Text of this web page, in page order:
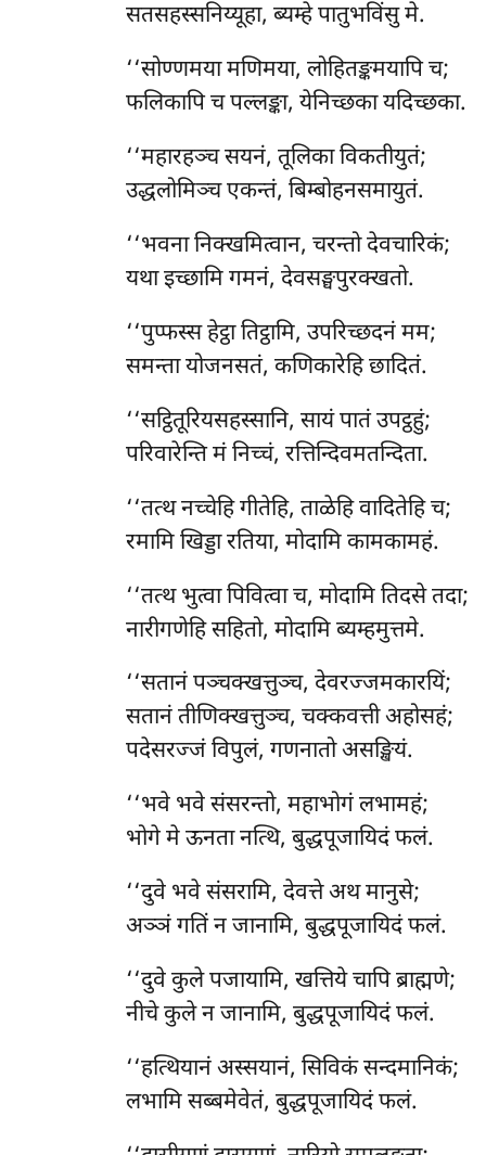
सतसहस्सनिय्यूहा, ब्यम्हे पातुभविंसु मे.
‘‘सोण्णमया मणिमया, लोहितङ्कमयापि च;
फलिकापि च पल्लङ्का, येनिच्छका यदिच्छका.
‘‘महारहञ्च सयनं, तूलिका विकतीयुतं;
उद्धलोमिञ्च एकन्तं, बिम्बोहनसमायुतं.
‘‘भवना निक्खमित्वान, चरन्तो देवचारिकं;
यथा इच्छामि गमनं, देवसङ्घपुरक्खतो.
‘‘पुप्फस्स हेट्ठा तिट्ठामि, उपरिच्छदनं मम;
समन्ता योजनसतं, कणिकारेहि छादितं.
‘‘सट्ठितूरियसहस्सानि, सायं पातं उपट्ठहुं;
परिवारेन्ति मं निच्चं, रत्तिन्दिवमतन्दिता.
‘‘तत्थ नच्चेहि गीतेहि, ताळेहि वादितेहि च;
रमामि खिड्डा रतिया, मोदामि कामकामहं.
‘‘तत्थ भुत्वा पिवित्वा च, मोदामि तिदसे तदा;
नारीगणेहि सहितो, मोदामि ब्यम्हमुत्तमे.
‘‘सतानंपञ्चक्खत्तुञ्च, देवरज्जमकारयिं;
सतानं तीणिक्खत्तुञ्च, चक्कवत्ती अहोसहं;
पदेसरज्जं विपुलं, गणनातो असङ्खियं.
‘‘भवे भवे संसरन्तो, महाभोगं लभामहं;
भोगे मे ऊनता नत्थि, बुद्धपूजायिदं फलं.
‘‘दुवे भवे संसरामि, देवत्ते अथ मानुसे;
अञ्ञं गतिं न जानामि, बुद्धपूजायिदं फलं.
‘‘दुवे कुले पजायामि, खत्तिये चापि ब्राह्मणे;
नीचे कुले न जानामि, बुद्धपूजायिदं फलं.
‘‘हत्थियानं अस्सयानं, सिविकं सन्दमानिकं;
लभामि सब्बमेवेतं, बुद्धपूजायिदं फलं.